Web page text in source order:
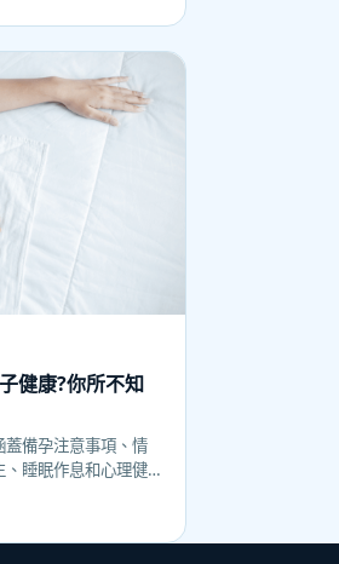
健康?你所不知
備孕注意事項、情
睡眠作息和心理健